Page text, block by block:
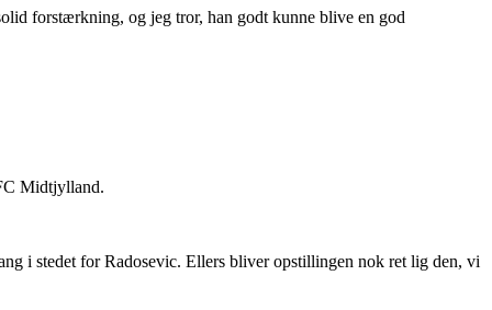
forstærkning, og jeg tror, han godt kunne blive en god
Midtjylland.
i stedet for Radosevic. Ellers bliver opstillingen nok ret lig den, vi